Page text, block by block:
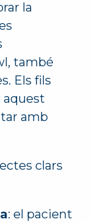
la
també
Els fils
aquest
amb
clars
: el pacient